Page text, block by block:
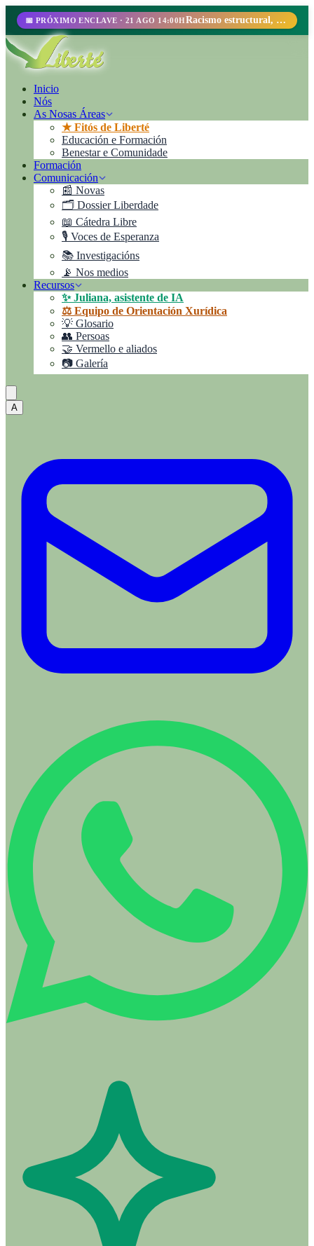
📅 PRÓXIMO ENCLAVE · 21 AGO 14:00H Racismo estructural, perfilamiento racial y abolicionismo carcelario.
Inicio
Nós
As Nosas Áreas
★ Fitós de Liberté
Educación e Formación
Benestar e Comunidade
Formación
Comunicación
📰 Novas
🗂️ Dossier Liberdade
📖 Cátedra Libre
🎙️ Voces de Esperanza
📚 Investigacións
📡 Nos medios
Recursos
✨ Juliana, asistente de IA
⚖️ Equipo de Orientación Xurídica
💡 Glosario
👥 Persoas
🤝 Vermello e aliados
📷 Galería
A